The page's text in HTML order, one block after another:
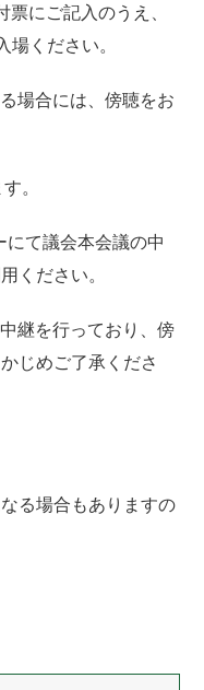
にご記入のうえ、
ください。
場合には、傍聴をお
。
にて議会本会議の中
ください。
継を行っており、傍
じめご了承くださ
る場合もありますの